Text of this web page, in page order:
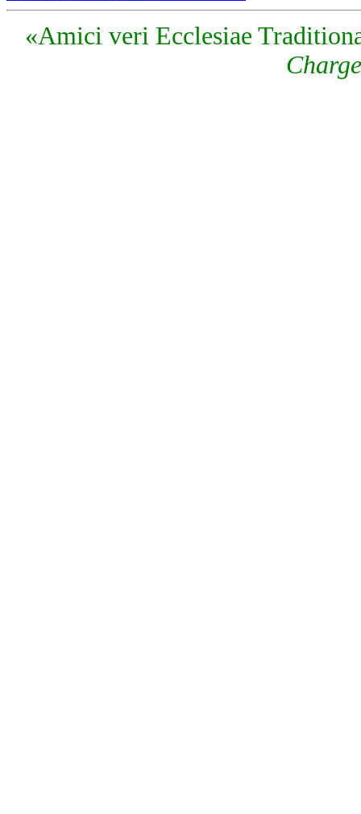
«Amici veri Ecclesiae